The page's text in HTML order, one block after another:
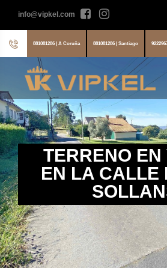
info@vipkel.com
881081286 | A Coruña 881081286 | Santiago
TERRENO EN
EN LA CALLE